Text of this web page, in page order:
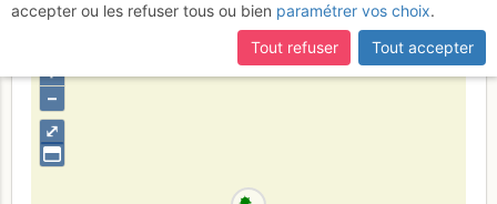
Savoie
⤢
+
–
accepter ou les refuser tous ou bien paramétrer vos choix.
Tout refuser
Tout accepter